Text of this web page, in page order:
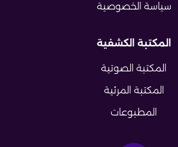
سياسة الخصوصية
المكتبة الكشفية
المكتبة الصوتية
المكتبة المرئية
المطبوعات